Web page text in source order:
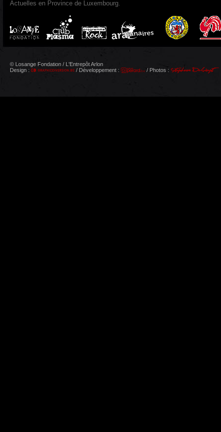
Actuelles en Province de Luxembourg.
© Losange Fondation / L'Entrepôt Arlon
Design :
/ Développement : / Photos :